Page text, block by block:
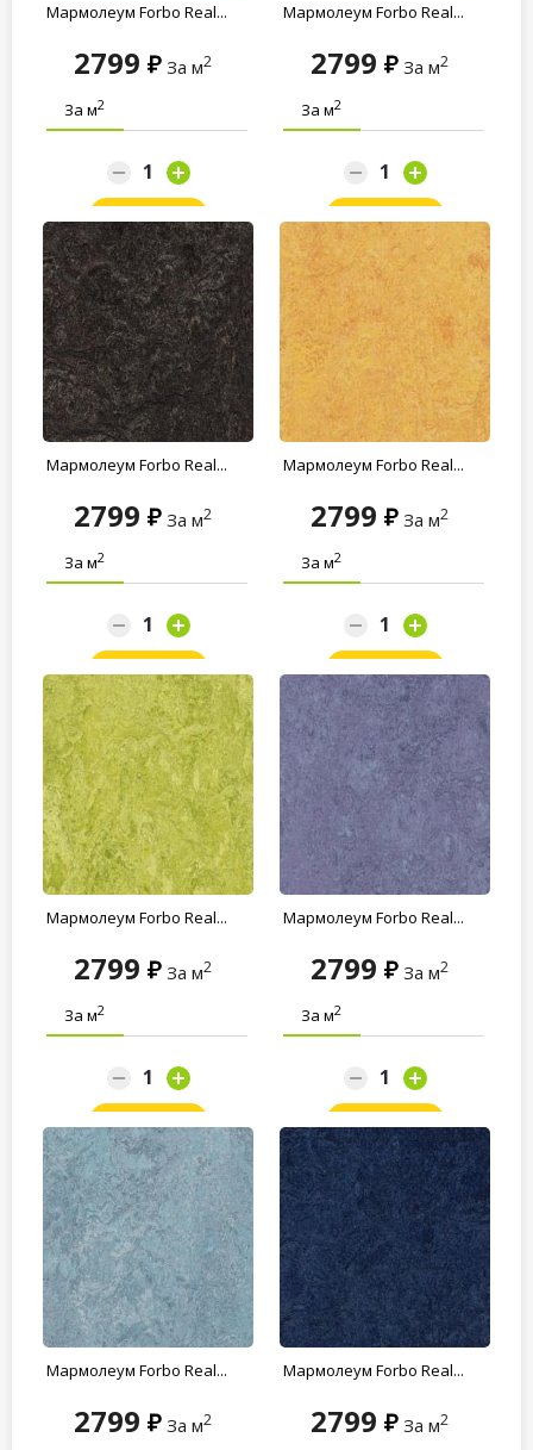
Мармолеум Forbo Real...
2799 За м2
За м2
Мармолеум Forbo Real...
2799 За м2
За м2
Мармолеум Forbo Real...
2799 За м2
За м2
Мармолеум Forbo Real...
2799 За м2
За м2
Мармолеум Forbo Real...
2799 За м2
За м2
Мармолеум Forbo Real...
2799 За м2
За м2
Мармолеум Forbo Real...
2799 За м2
Мармолеум Forbo Real...
2799 За м2